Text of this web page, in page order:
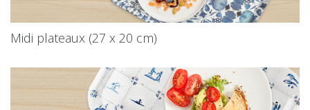
Midi plateaux (27 x 20 cm)